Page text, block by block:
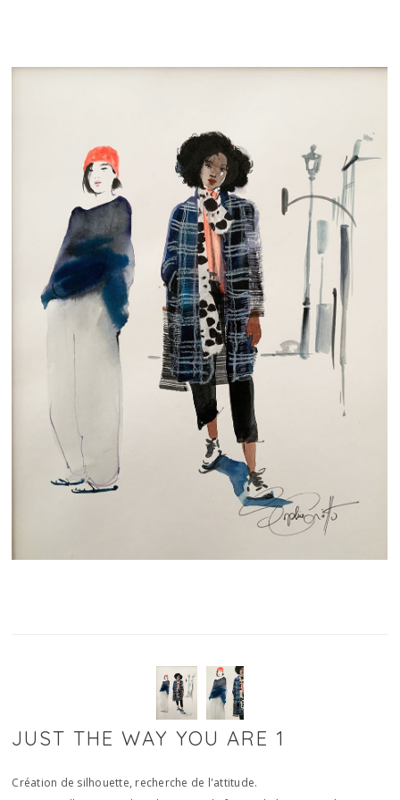
JUST THE WAY YOU ARE 1
Création de silhouette, recherche de l'attitude.